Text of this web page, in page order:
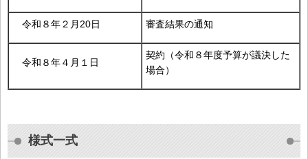
令和８年２月20日 審査結果の通知
令和８年４月１日
契約（令和８年度予算が議決した
場合）
様式一式